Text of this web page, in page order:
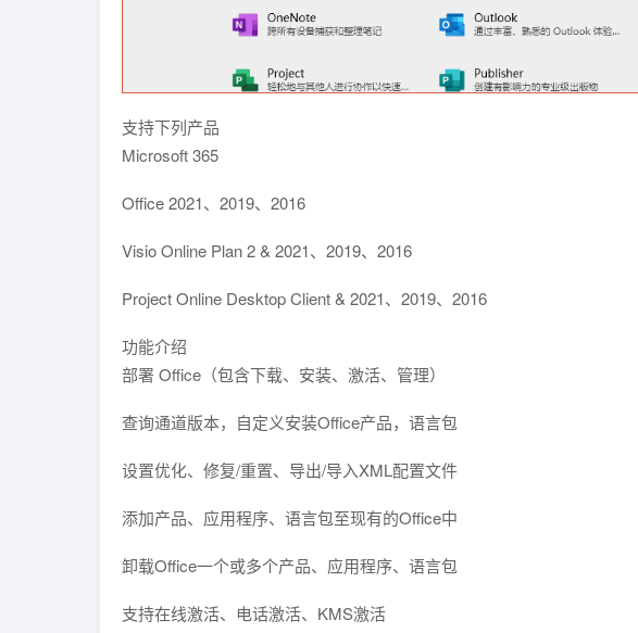
支持下列产品
Microsoft 365
Office 2021、2019、2016
Visio Online Plan 2 & 2021、2019、2016
Project Online Desktop Client & 2021、2019、2016
功能介绍
部署 Office（包含下载、安装、激活、管理）
查询通道版本，自定义安装Office产品，语言包
设置优化、修复/重置、导出/导入XML配置文件
添加产品、应用程序、语言包至现有的Office中
卸载Office一个或多个产品、应用程序、语言包
支持在线激活、电话激活、KMS激活